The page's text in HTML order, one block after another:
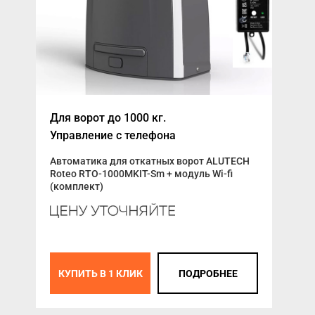
Для ворот до 1000 кг.
Управление с телефона
Автоматика для откатных ворот ALUTECH
Roteo RTO-1000MKIT-Sm + модуль Wi-fi
(комплект)
КУПИТЬ В 1 КЛИК ПОДРОБНЕЕ